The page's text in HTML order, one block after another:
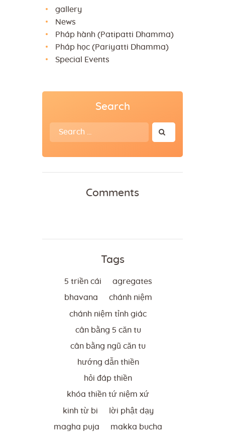
gallery
News
Pháp hành (Patipatti Dhamma)
Pháp học (Pariyatti Dhamma)
Special Events
Search
Search
for:
Comments
Tags
5 triền cái agregates
bhavana chánh niệm
chánh niệm tỉnh giác
cân bằng 5 căn tu
cân bằng ngũ căn tu
hướng dẫn thiền
hỏi đáp thiền
khóa thiền tứ niệm xứ
kinh từ bi lời phật dạy
magha puja makka bucha